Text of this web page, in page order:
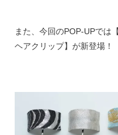
また、今回のPOP-UPでは
ヘアクリップ】が新登場！